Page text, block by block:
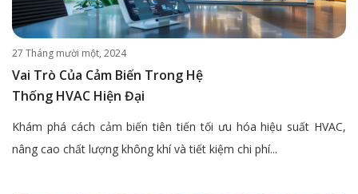
27 Tháng mười một, 2024
Vai Trò Của Cảm Biến Trong Hệ
Thống HVAC Hiện Đại
Khám phá cách cảm biến tiên tiến tối ưu hóa hiệu suất HVAC,
nâng cao chất lượng không khí và tiết kiệm chi phí...